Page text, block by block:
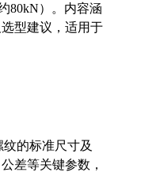
80kN）。内容涵
型建议，适用于
的标准尺寸及
差等关键参数，